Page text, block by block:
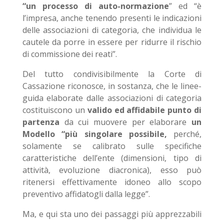
“un processo di auto-normazione” ed “è
l’impresa, anche tenendo presenti le indicazioni
delle associazioni di categoria, che individua le
cautele da porre in essere per ridurre il rischio
di commissione dei reati”.
Del tutto condivisibilmente la Corte di
Cassazione riconosce, in sostanza, che le linee-
guida elaborate dalle associazioni di categoria
costituiscono un valido ed affidabile punto di
partenza da cui muovere per elaborare un
Modello
“più singolare possibile, perché,
solamente se calibrato sulle specifiche
caratteristiche dell’ente (dimensioni, tipo di
attività, evoluzione diacronica), esso può
ritenersi effettivamente idoneo allo scopo
preventivo affidatogli dalla legge”.
Ma, e qui sta uno dei passaggi più apprezzabili